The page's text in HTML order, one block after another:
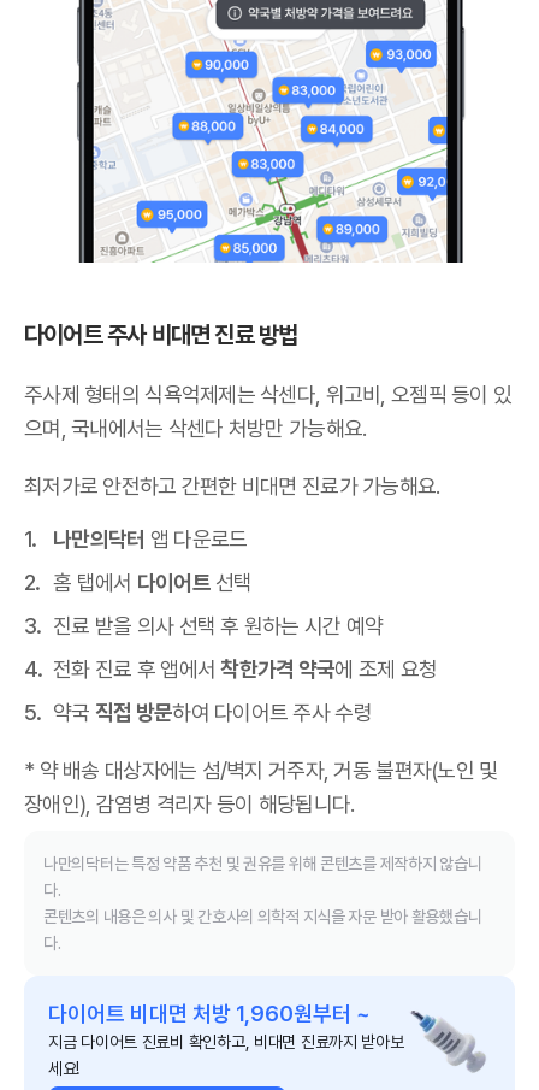
다이어트 주사 비대면 진료 방법
주사제 형태의 식욕억제제는 삭센다, 위고비, 오젬픽 등이 있
으며,국내에서는 삭센다 처방만 가능해요.
최저가로 안전하고 간편한 비대면 진료가 가능해요.
나만의닥터 앱 다운로드
홈 탭에서 다이어트선택
진료 받을 의사 선택 후 원하는 시간 예약
전화 진료 후 앱에서착한가격 약국에 조제 요청
약국 직접 방문하여 다이어트 주사 수령
* 약 배송 대상자에는 섬/벽지 거주자, 거동 불편자(노인 및
장애인), 감염병 격리자 등이 해당됩니다.
나만의닥터는 특정 약품 추천 및 권유를 위해 콘텐츠를 제작하지 않습니
다.
콘텐츠의 내용은 의사 및 간호사의 의학적 지식을 자문 받아 활용했습니
다.
다이어트 비대면 처방 1,960원부터 ~
지금 다이어트 진료비 확인하고, 비대면 진료까지 받아보
세요!